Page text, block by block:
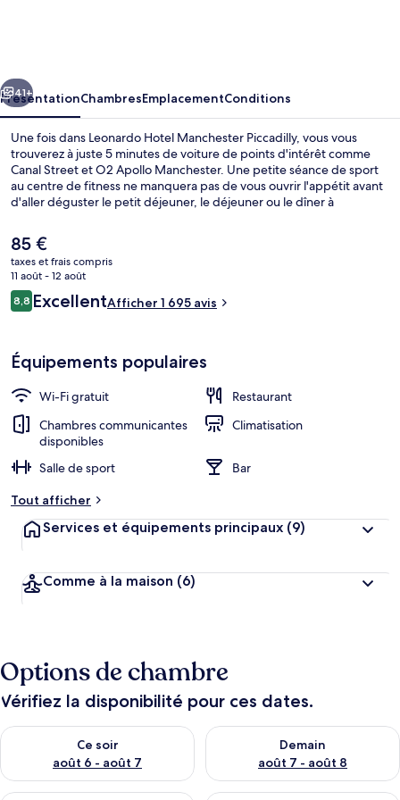
Suivant
41+
PrésentationChambresEmplacementConditions
Une fois dans Leonardo Hotel Manchester Piccadilly, vous vous
trouverez à juste 5 minutes de voiture de points d'intérêt comme
Canal Street et O2 Apollo Manchester. Une petite séance de sport
au centre de fitness ne manquera pas de vous ouvrir l'appétit avant
d'aller déguster le petit déjeuner, le déjeuner ou le dîner à
trouverez aussi des sites comme Etihad Stadium et Salle omnisports
AO Arena. Les autres voyageurs adorent la literie de qualité et le
personnel attentionné. L'hébergement se situe à une très courte
distance à pied des transports publics : Arrêt de tram New Islington
se trouve à 7 min et Arrêt de tram Holt Town, à 14 min.
Le
prix
actuel
est
de
85 €
taxes et frais compris
11 août - 12 août
Avis
voyageurs
8,88,8 sur 10
ExcellentAfficher 1 695 avis
Équipements populaires
Wi-Fi gratuit
Restaurant
Chambres communicantes
disponibles
Climatisation
Salle de sport
Bar
Tout afficher
Services et équipements principaux (9)
Comme à la maison (6)
Options de chambre
Vérifiez la disponibilité pour ces dates.
Ce soir
août 6 - août 7
Vérifier la disponibilité pour ce soir août 6 - août 7
Demain
août 7 - août 8
Vérifier la disponibilité pour